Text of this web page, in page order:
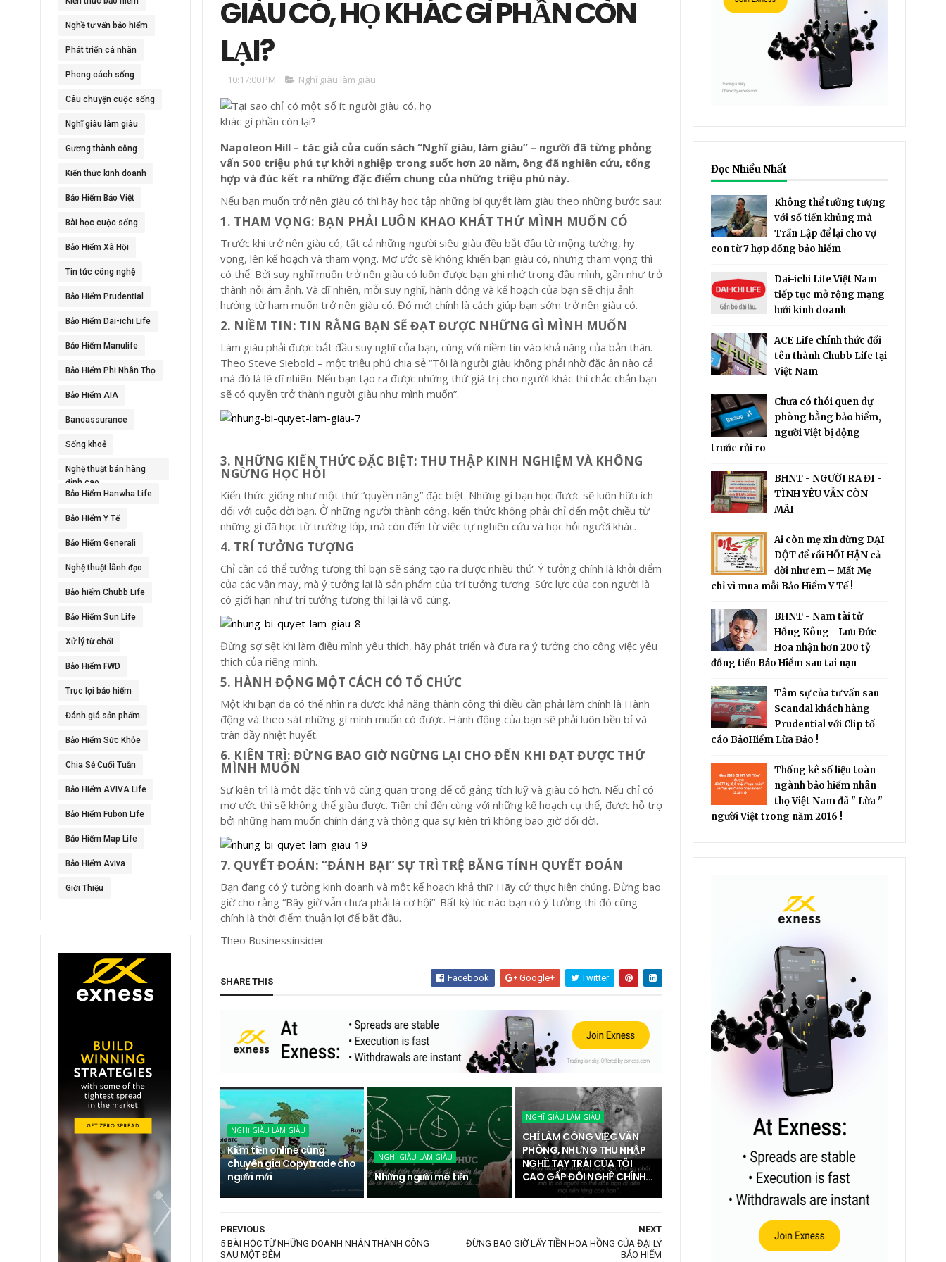
Nghề tư vấn bảo hiểm
Phát triển cá nhân
Phong cách sống
Câu chuyện cuộc sống
Nghĩ giàu làm giàu
Gương thành công
Kiến thức kinh doanh
Bảo Hiểm Bảo Việt
Bài học cuộc sống
Bảo Hiểm Xã Hội
Tin tức công nghệ
Bảo Hiểm Prudential
Bảo Hiểm Dai-ichi Life
Bảo Hiểm Manulife
Bảo Hiểm Phi Nhân Thọ
Bảo Hiểm AIA
Bancassurance
Sống khoẻ
Nghệ thuật bán hàng
đỉnh cao
Bảo Hiểm Hanwha Life
Bảo Hiểm Y Tế
Bảo Hiểm Generali
Nghệ thuật lãnh đạo
Bảo hiểm Chubb Life
Bảo Hiểm Sun Life
Xử lý từ chối
Bảo Hiểm FWD
Trục lợi bảo hiểm
Đánh giá sản phẩm
Bảo Hiểm Sức Khỏe
Chia Sẻ Cuối Tuần
Bảo Hiểm AVIVA Life
Bảo Hiểm Fubon Life
Bảo Hiểm Map Life
Bảo Hiểm Aviva
Giới Thiệu
GIÀU CÓ, HỌ KHÁC GÌ PHẦN CÒN
LẠI?
10:17:00 PM Nghĩ giàu làm giàu
Napoleon Hill – tác giả của cuốn sách “Nghĩ giàu, làm giàu” – người đã từng phỏng
vấn 500 triệu phú tự khởi nghiệp trong suốt hơn 20 năm, ông đã nghiên cứu, tổng
hợp và đúc kết ra những đặc điểm chung của những triệu phú này.
Nếu bạn muốn trở nên giàu có thì hãy học tập những bí quyết làm giàu theo những bước sau:
1. THAM VỌNG: BẠN PHẢI LUÔN KHAO KHÁT THỨ MÌNH MUỐN CÓ
Trước khi trở nên giàu có, tất cả những người siêu giàu đều bắt đầu từ mộng tưởng, hy
vọng, lên kế hoạch và tham vọng. Mơ ước sẽ không khiến bạn giàu có, nhưng tham vọng thì
có thể. Bởi suy nghĩ muốn trở nên giàu có luôn được bạn ghi nhớ trong đầu mình, gần như trở
thành nỗi ám ảnh. Và dĩ nhiên, mỗi suy nghĩ, hành động và kế hoạch của bạn sẽ chịu ảnh
hưởng từ ham muốn trở nên giàu có. Đó mới chính là cách giúp bạn sớm trở nên giàu có.
2. NIỀM TIN: TIN RẰNG BẠN SẼ ĐẠT ĐƯỢC NHỮNG GÌ MÌNH MUỐN
Làm giàu phải được bắt đầu suy nghĩ của bạn, cùng với niềm tin vào khả năng của bản thân.
Theo Steve Siebold – một triệu phú chia sẻ “Tôi là người giàu không phải nhờ đặc ân nào cả
mà đó là lẽ dĩ nhiên. Nếu bạn tạo ra được những thứ giá trị cho người khác thì chắc chắn bạn
sẽ có quyền trở thành người giàu như mình muốn”.
3. NHỮNG KIẾN THỨC ĐẶC BIỆT: THU THẬP KINH NGHIỆM VÀ KHÔNG
NGỪNG HỌC HỎI
Kiến thức giống như một thứ “quyền năng” đặc biệt. Những gì bạn học được sẽ luôn hữu ích
đối với cuộc đời bạn. Ở nhữngngười thành công, kiến thức không phải chỉ đến một chiều từ
những gì đã học từ trường lớp, mà còn đến từ việc tự nghiên cứu và học hỏi người khác.
4. TRÍ TƯỞNG TƯỢNG
Chỉ cần có thể tưởng tượng thì bạn sẽ sáng tạo ra được nhiều thứ. Ý tưởng chính là khởi điểm
của các vận may, mà ý tưởng lại là sản phẩm của trí tưởng tượng. Sức lực của con người là
có giới hạn như trí tưởng tượng thì lại là vô cùng.
Đừng sợ sệt khi làm điều mình yêu thích, hãy phát triển và đưa ra ý tưởng cho công việc yêu
thích của riêng mình.
5. HÀNH ĐỘNG MỘT CÁCH CÓ TỔ CHỨC
Một khi bạn đã có thể nhìn ra được khả năng thành công thì điều cần phải làm chính là Hành
động và theo sát những gì mình muốn có được. Hành động của bạn sẽ phải luôn bền bỉ và
tràn đầy nhiệt huyết.
6. KIÊN TRÌ: ĐỪNG BAO GIỜ NGỪNG LẠI CHO ĐẾN KHI ĐẠT ĐƯỢC THỨ
MÌNH MUỐN
Sự kiên trì là một đặc tính vô cùng quan trọng để cố gắng tích luỹ và giàu có hơn. Nếu chỉ có
mơ ước thì sẽ không thể giàu được. Tiền chỉ đến cùng với những kế hoạch cụ thể, được hỗ trợ
bởi những ham muốn chính đáng và thông qua sự kiên trì không bao giờ đổi dời.
7. QUYẾT ĐOÁN: “ĐÁNH BẠI” SỰ TRÌ TRỆ BẰNG TÍNH QUYẾT ĐOÁN
Bạn đang cóý tưởng kinh doanh và một kế hoạch khả thi? Hãy cứ thực hiện chúng. Đừng bao
giờ cho rằng “Bây giờ vẫn chưa phải là cơ hội”. Bất kỳ lúc nào bạn có ý tưởng thì đó cũng
chính là thời điểm thuận lợi để bắt đầu.
Theo Businessinsider
SHARE THIS Facebook Google+ Twitter
NGHĨ GIÀU LÀM GIÀU
Kiếm tiền online cùng
chuyên gia Copytrade cho
người mới
NGHĨ GIÀU LÀM GIÀU
Những người mê tiền
NGHĨ GIÀU LÀM GIÀU
CHỈ LÀM CÔNG VIỆC VĂN
PHÒNG, NHƯNG THU NHẬP
NGHỀ TAY TRÁI CỦA TÔI
CAO GẤP ĐÔI NGHỀ CHÍNH...
NEXT
ĐỪNG BAO GIỜ LẤY TIỀN HOA HỒNG CỦA ĐẠI LÝ
BẢO HIỂM
PREVIOUS
5 BÀI HỌC TỪ NHỮNG DOANH NHÂN THÀNH CÔNG
SAU MỘT ĐÊM
Đọc Nhiều Nhất
Không thể tưởng tượng
với số tiền khủng mà
Trần Lập để lại cho vợ
con từ 7 hợp đồng bảo hiểm
Dai-ichi Life Việt Nam
tiếp tục mở rộng mạng
lưới kinh doanh
ACE Life chính thức đổi
tên thành Chubb Life tại
Việt Nam
Chưa có thói quen dự
phòng bằng bảo hiểm,
người Việt bị động
trước rủi ro
BHNT - NGƯỜI RA ĐI -
TÌNH YÊU VẪN CÒN
MÃI
Ai còn mẹ xin đừng DẠI
DỘT để rồi HỐI HẬN cả
đời như em – Mất Mẹ
chỉ vì mua mỗi Bảo Hiểm Y Tế !
BHNT - Nam tài tử
Hồng Kông - Lưu Đức
Hoa nhận hơn 200 tỷ
đồng tiền Bảo Hiểm sau tai nạn
Tâm sự của tư vấn sau
Scandal khách hàng
Prudential với Clip tố
cáo BảoHiểm Lừa Đảo !
Thống kê số liệu toàn
ngành bảo hiểm nhân
thọ Việt Nam đã " Lừa "
người Việt trong năm 2016 !